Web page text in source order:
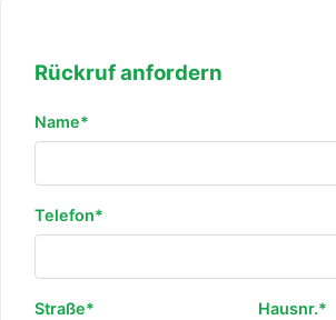
Rückruf anfordern
Name*
Telefon*
Straße* Hausnr.*